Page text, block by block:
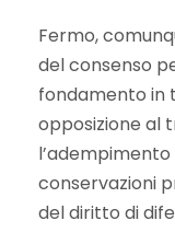
Fermo,
del consenso
fondamento in
opposizione al
conservazioni
del diritto di